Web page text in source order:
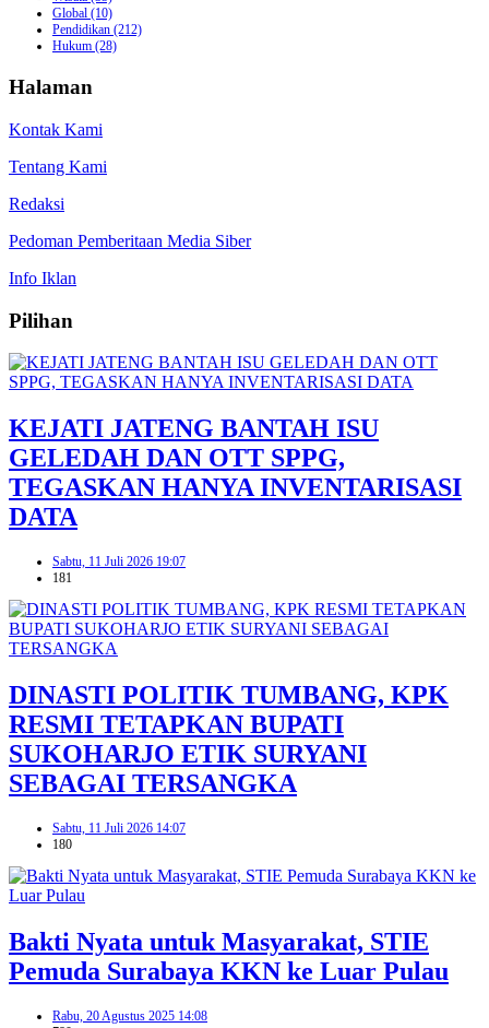
Global (10)
Pendidikan (212)
Hukum (28)
Halaman
Kontak Kami
Tentang Kami
Redaksi
Pedoman Pemberitaan Media Siber
Info Iklan
Pilihan
KEJATI JATENG BANTAH ISU
GELEDAH DAN OTT SPPG,
TEGASKAN HANYA INVENTARISASI
DATA
Sabtu, 11 Juli 2026 19:07
181
DINASTI POLITIK TUMBANG, KPK
RESMI TETAPKAN BUPATI
SUKOHARJO ETIK SURYANI
SEBAGAI TERSANGKA
Sabtu, 11 Juli 2026 14:07
180
Bakti Nyata untuk Masyarakat, STIE
Pemuda Surabaya KKN ke Luar Pulau
Rabu, 20 Agustus 2025 14:08